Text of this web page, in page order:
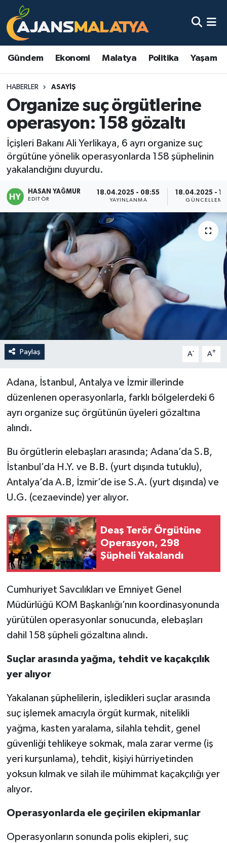
Gündem Ekonomi Malatya Politika Yaşam
HABERLER ASAYIŞ
Organize suç örgütlerine
operasyon: 158 gözaltı
İçişleri Bakanı Ali Yerlikaya, 6 ayrı organize suç
örgütüne yönelik operasyonlarda 158 şüphelinin
yakalandığını duyurdu.
HASAN YAĞMUR
EDITÖR
18.04.2025 - 08:55
YAYINLANMA
18.04.2025 -
GÜNCELLEME
Paylaş A- A+
Adana, İstanbul, Antalya ve İzmir illerinde
düzenlenen operasyonlarla, farklı bölgelerdeki 6
ayrı organize suç örgütünün üyeleri gözaltına
alındı.
Bu örgütlerin elebaşları arasında; Adana’da S.B,
İstanbul’da H.Y. ve B.B. (yurt dışında tutuklu),
Antalya’da A.B, İzmir’de ise S.A. (yurt dışında) ve
U.G. (cezaevinde) yer alıyor.
Deaş Terör Örgütüne
Operasyon, 298
Şüpheli Yakalandı
Cumhuriyet Savcılıkları ve Emniyet Genel
Müdürlüğü KOM Başkanlığı’nın koordinasyonunda
yürütülen operasyonlar sonucunda, elebaşları
dahil 158 şüpheli gözaltına alındı.
Suçlar arasında yağma, tehdit ve kaçakçılık
yer alıyor
Yakalanan şüphelilerin, işledikleri suçlar arasında
suç işlemek amacıyla örgüt kurmak, nitelikli
yağma, kasten yaralama, silahla tehdit, genel
güvenliği tehlikeye sokmak, mala zarar verme (iş
yeri kurşunlama), tehdit, kişiyi hürriyetinden
yoksun kılmak ve silah ile mühimmat kaçakçılığı yer
alıyor.
Operasyonlarda ele geçirilen ekipmanlar
Operasyonların sonunda polis ekipleri, suç
Asayiş
Eğitim
Ekonomi
Gündem
Kadın
Kültür & Sanat
Magazin
Politika
Sağlık
Spor
Teknoloji
Yaşam
Malatya Nöbetçi Eczaneler
Malatya Namaz Vakitleri
Malatya Trafik Yoğunluk Haritası
TFF 3.Lig 2.Grup Puan Durumu ve Fikstür
Tüm Manşetler
Son Dakika Haberleri
Haber Arşivi